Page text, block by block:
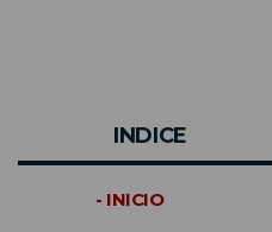
INDICE
- INICIO